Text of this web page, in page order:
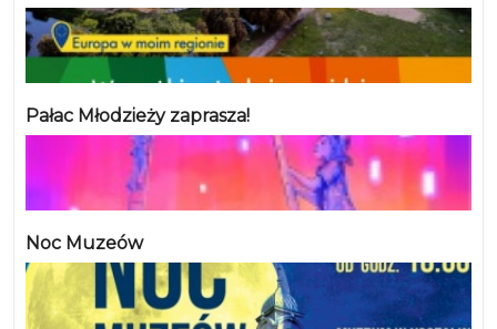
Pałac Młodzieży zaprasza!
Noc Muzeów